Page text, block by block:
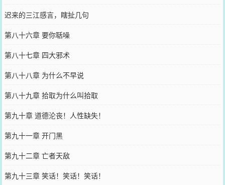
迟来的三江感言，瞎扯几句
第八十六章 要你聒噪
第八十七章 四大邪术
第八十八章 为什么不早说
第八十九章 拾取为什么叫拾取
第九十章 道德沦丧！人性缺失！
第九十一章 开门黑
第九十二章 亡者天敌
第九十三章 笑话！笑话！笑话！